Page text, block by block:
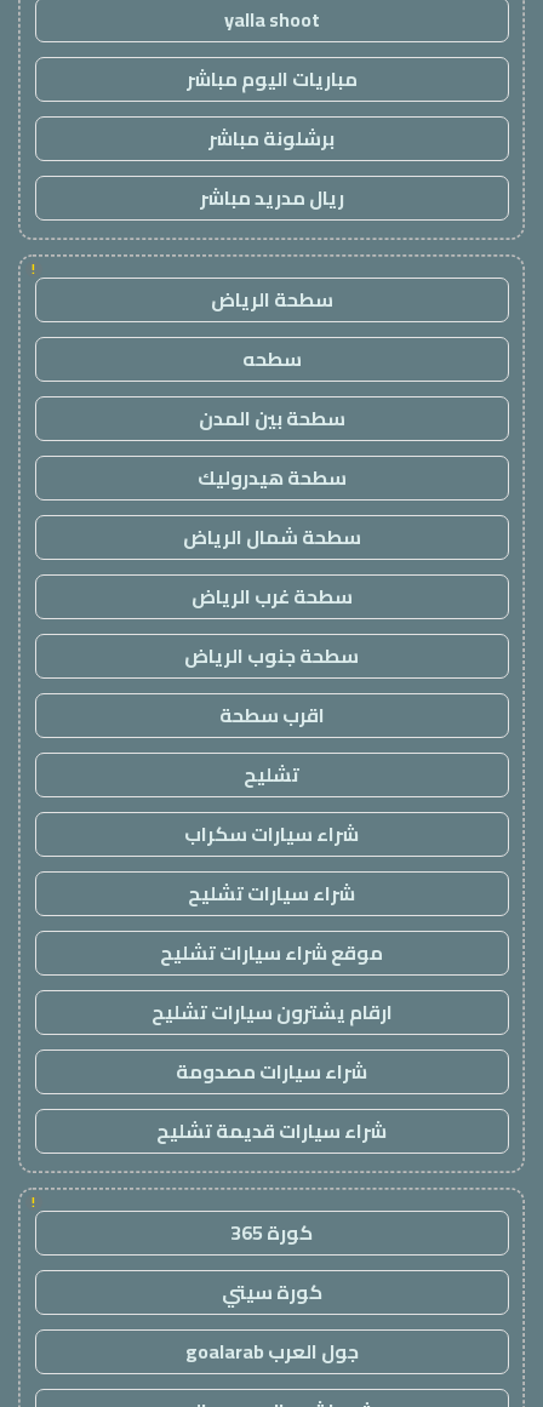
yalla shoot
مباريات اليوم مباشر
برشلونة مباشر
ريال مدريد مباشر
!
سطحة الرياض
سطحه
سطحة بين المدن
سطحة هيدروليك
سطحة شمال الرياض
سطحة غرب الرياض
سطحة جنوب الرياض
اقرب سطحة
تشليح
شراء سيارات سكراب
شراء سيارات تشليح
موقع شراء سيارات تشليح
ارقام يشترون سيارات تشليح
شراء سيارات مصدومة
شراء سيارات قديمة تشليح
!
كورة 365
كورة سيتي
جول العرب goalarab